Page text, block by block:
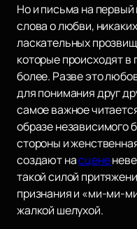
Но и письма на
слова о любви,
ласкательных
которые происходят
более. Разве это
для понимания друг
самое важное
образе независимого
стороны и
создают насцене
такой силой
признания и «ми-ми-
жалкой шелухой.